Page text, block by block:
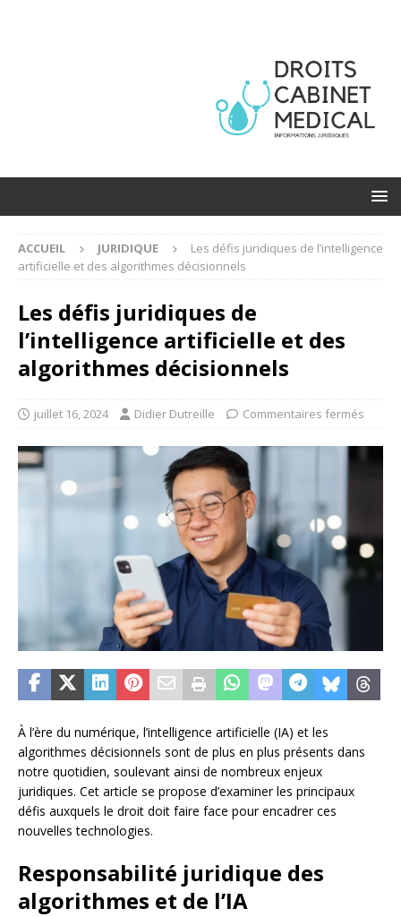
ACCUEIL JURIDIQUE
Les défis juridiques de l’intelligence
artificielle et des algorithmes décisionnels
Les défis juridiques de
l’intelligence artificielle et des
algorithmes décisionnels
juillet 16, 2024 Didier Dutreille Commentaires fermés
À l’ère du numérique, l’intelligence artificielle (IA) et les
algorithmes décisionnels sont de plus en plus présents dans
notre quotidien, soulevant ainsi de nombreux enjeux
juridiques. Cet article se propose d’examiner les principaux
défis auxquels le droit doit faire face pour encadrer ces
nouvelles technologies.
Responsabilité juridique des
algorithmes et de l’IA